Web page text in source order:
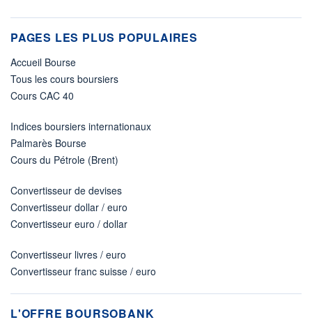
PAGES LES PLUS POPULAIRES
Accueil Bourse
Tous les cours boursiers
Cours CAC 40
Indices boursiers internationaux
Palmarès Bourse
Cours du Pétrole (Brent)
Convertisseur de devises
Convertisseur dollar / euro
Convertisseur euro / dollar
Convertisseur livres / euro
Convertisseur franc suisse / euro
L'OFFRE BOURSOBANK